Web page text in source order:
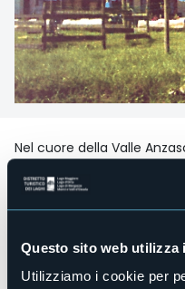
Questo sito web utilizza
Utilizziamo i cookie per
Nel cuore della Valle
la perla del Monte Rosa,
contatto con la natura.
Centro benessere